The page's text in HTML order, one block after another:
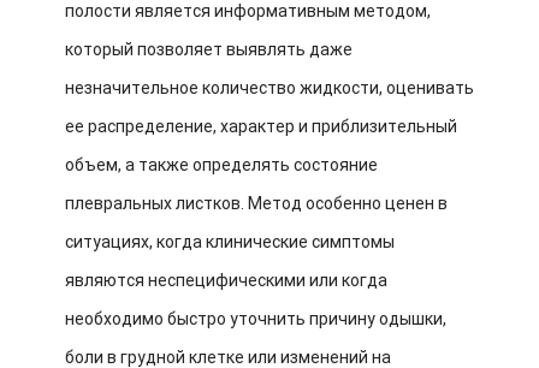
полости является информативным методом,
который позволяет выявлять даже
незначительное количество жидкости, оценивать
ее распределение, характер и приблизительный
объем, а также определять состояние
плевральных листков. Метод особенно ценен в
ситуациях, когда клинические симптомы
являются неспецифическими или когда
необходимо быстро уточнить причину одышки,
боли в грудной клетке или изменений на